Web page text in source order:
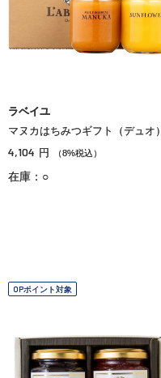
ラベイユ
マヌカはちみつギフト（デュオ）
4,104 円 （8%税込）
在庫：○
OPポイント対象